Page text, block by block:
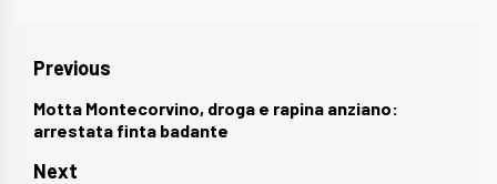
Navigazione
articoli
Previous
Previous
post:
Motta Montecorvino, droga e rapina anziano:
arrestata finta badante
Next